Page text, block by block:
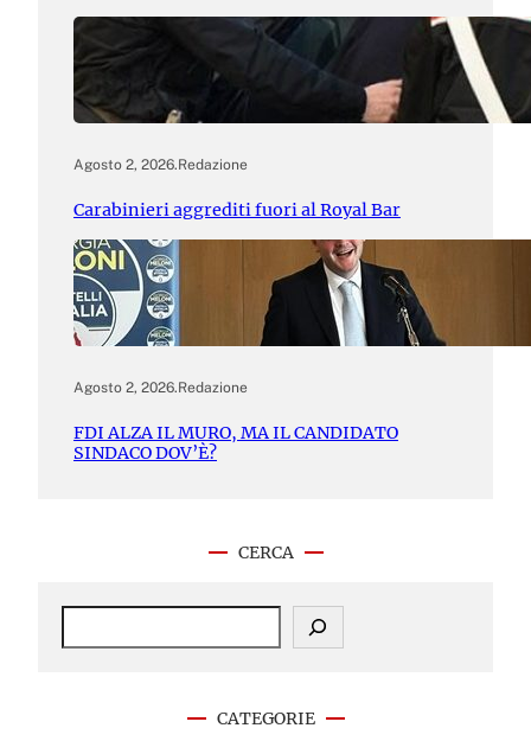
Agosto 2, 2026.Redazione
Carabinieri aggrediti fuori al Royal Bar
Agosto 2, 2026.Redazione
FDI ALZA IL MURO, MA IL CANDIDATO
SINDACO DOV’È?
CERCA
S
CATEGORIE